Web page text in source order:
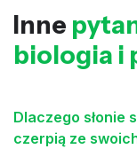
Inne
biologia i
Dlaczego słonie
czerpią ze